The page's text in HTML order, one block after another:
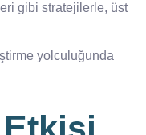
gibi stratejilerle, üst
yolculuğunda